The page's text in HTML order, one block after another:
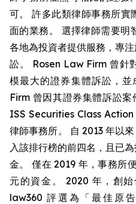
可。 許多此類律師事務所實
面的業務。 選擇律師需要
各地為投資者提供服務，專
訟。 Rosen Law Firm 曾針
模最大的證券集體訴訟，
Firm 曾因其證券集體訴訟
ISS Securities Class
律師事務所。 自 2013 年以
入該排行榜的前四名，且已
金。 僅在 2019 年，事務所
元的資金。 2020 年，創
law360 評選為「最佳原